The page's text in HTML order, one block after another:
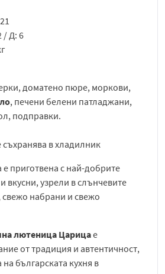
/ Д: 6
доматено пюре, моркови,
, печени белени патладжани,
подправки.
съхранява в хладилник
приготвена с най-добрите
вкусни, узрели в слънчевите
набрани и свежо
лютеница Царицае
от традиция и автентичност,
българската кухня в